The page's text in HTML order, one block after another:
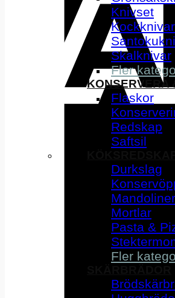
Knivset
Kockknivar
Skalknivar
Fler
KONSERVERA
Flaskor
Redskap
Saftsil
Durkslag
Mandoliner
Mortlar
Pasta &
Fler